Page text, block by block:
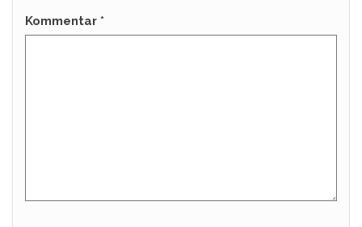
Kommentar *